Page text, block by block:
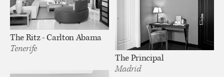
The Ritz - Carlton Abama
Tenerife
The Principal
Madrid